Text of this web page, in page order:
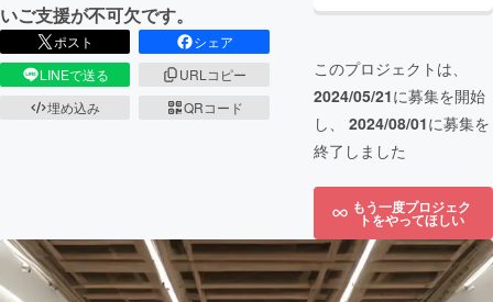
いご支援が不可欠です。
ポスト
シェア
LINEで送る
URLコピー
埋め込み
QRコード
このプロジェクトは、
2024/05/21に募集を開始
し、 2024/08/01に募集を
終了しました
もう一度プロジェク
トをやってほしい